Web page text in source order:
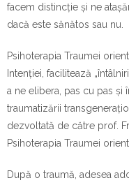
facem distincție și ne
dacă este sănătos sau nu.
Psihoterapia Traumei
Intenției, facilitează
a ne elibera, pas cu pas
traumatizării
dezvoltată de către prof.
Psihoterapia Traumei
După o traumă, adesea